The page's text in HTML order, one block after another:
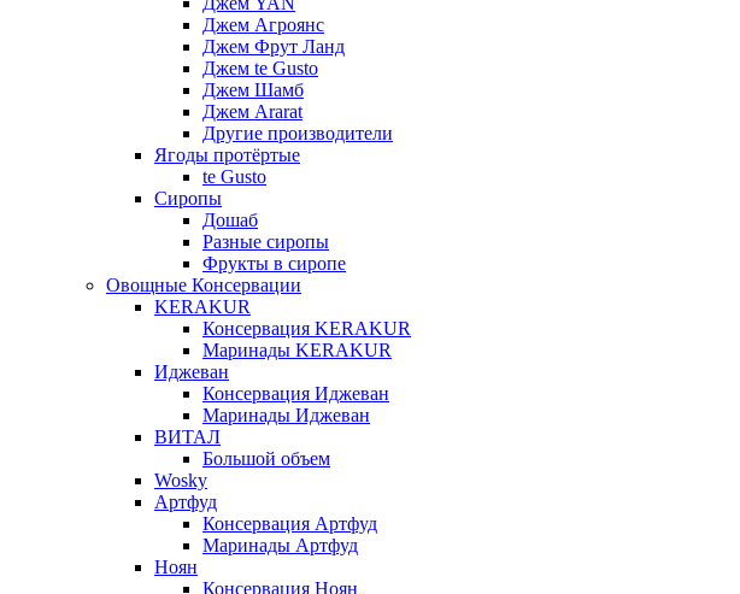
Джем Агроянс
Джем Фрут Ланд
Джем te Gusto
Джем Шамб
Джем Ararat
Другие производители
Ягоды протёртые
te Gusto
Сиропы
Дошаб
Разные сиропы
Фрукты в сиропе
Овощные Консервации
KERAKUR
Консервация KERAKUR
Маринады KERAKUR
Иджеван
Консервация Иджеван
Маринады Иджеван
ВИТАЛ
Большой объем
Wosky
Артфуд
Консервация Артфуд
Маринады Артфуд
Ноян
Консервация Ноян